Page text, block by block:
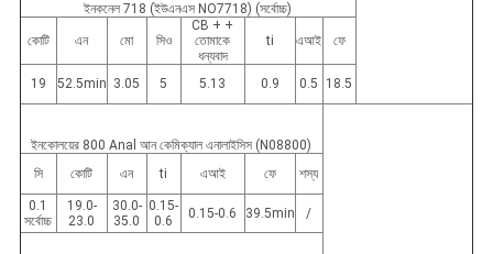
ইনকনেল 718 (ইউএনএস NO7718) (সর্বোচ্চ)
কোটি এন মো সিও
CB + +
তোমাকে
ধন্যবাদ
ti এআই ফে
19 52.5min 3.05 5 5.13 0.9 0.5 18.5
ইনকোলয়ের 800 Anal আন কেমিক্যাল এনালাইসিস (N08800)
সি
কোটি এন ti এআই ফে শস্য
0.1
সর্বোচ্চ
19.0-
23.0
30.0-
35.0
0.15-
0.6
0.15-0.6 39.5min /